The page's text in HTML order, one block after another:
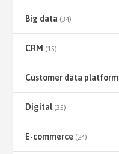
Big data (34)
CRM (15)
Customer data platform
Digital(35)
E-commerce (24)